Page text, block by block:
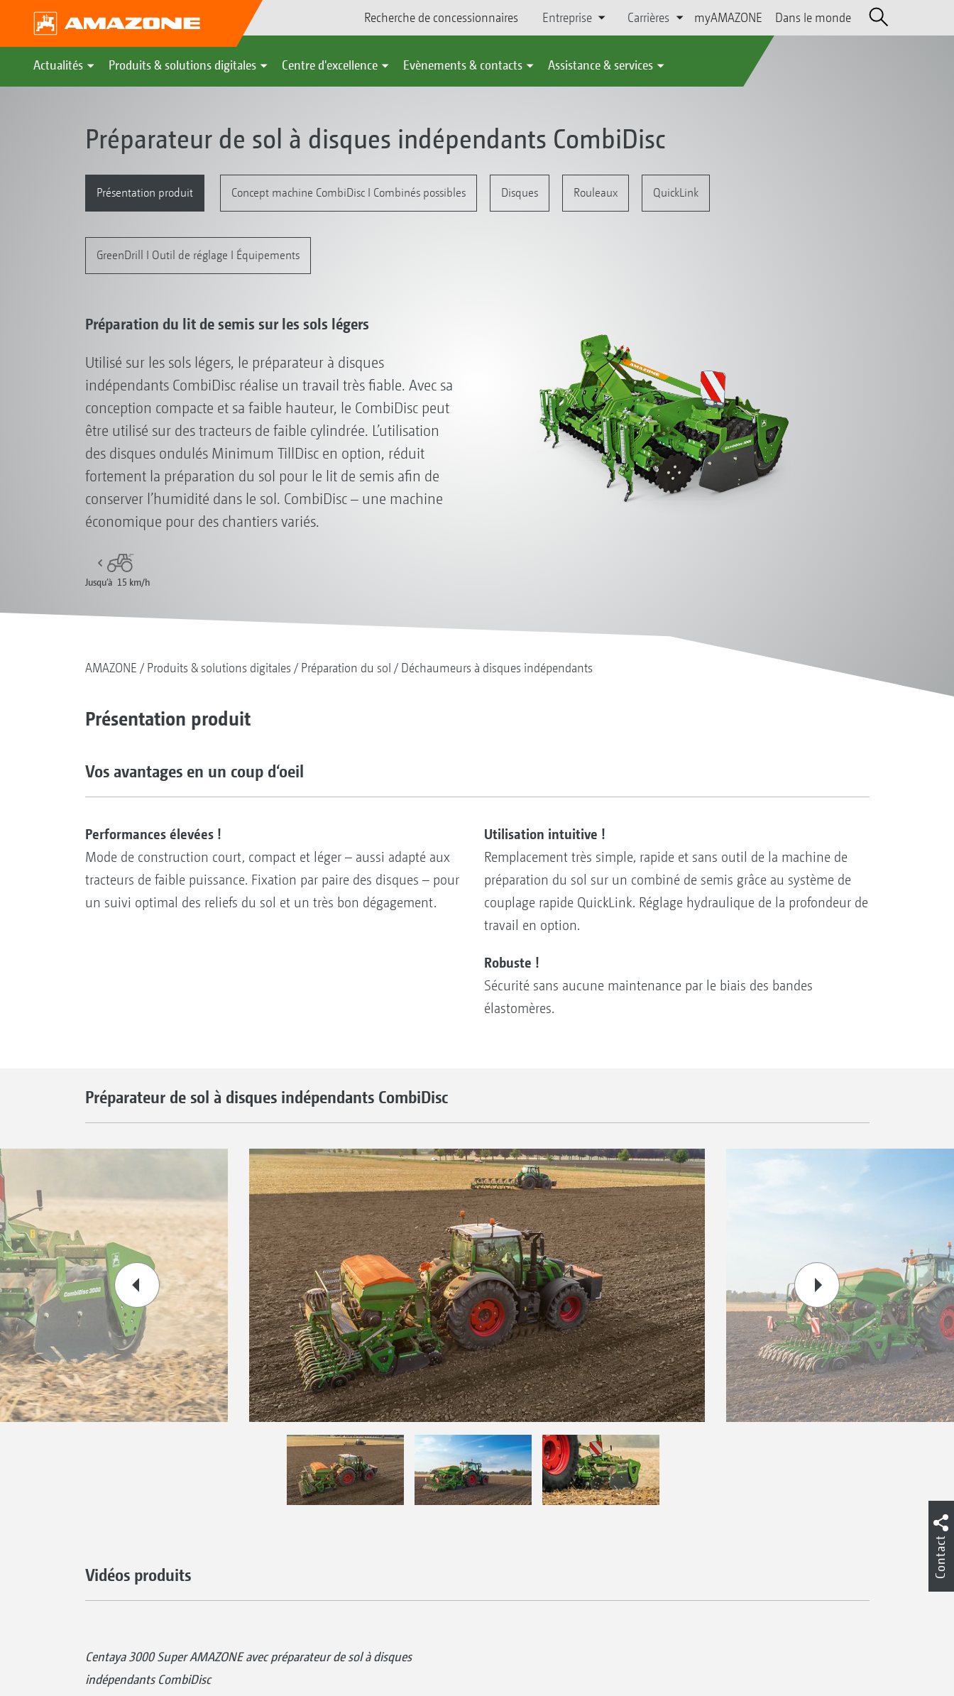
Recherche de concessionnaires Entreprise Carrières myAMAZONE Dans le monde
Actualités Produits & solutions digitales Centre d'excellence Evènements & contacts Assistance & services
Préparateur de sol à disques indépendants CombiDisc
Présentation produit Concept machine CombiDisc I Combinés possibles Disques Rouleaux QuickLink
GreenDrill I Outil de réglage I Équipements
Préparation du lit de semis sur les sols légers
Utilisé sur les sols légers, le préparateur à disques
indépendants CombiDisc réalise un travail très fiable. Avec sa
conception compacte et sa faible hauteur, le CombiDisc peut
être utilisé sur des tracteurs de faible cylindrée. L’utilisation
des disques ondulés Minimum TillDisc en option, réduit
fortement la préparation du sol pour le lit de semis afin de
conserver l’humidité dans le sol. CombiDisc – une machine
économique pour des chantiers variés.
Jusqu’à 15 km/h
AMAZONE Produits & solutions digitales Préparation du sol Déchaumeurs à disques indépendants
Présentation produit
Vos avantages en un coup d‘oeil
Performances élevées !
Mode de construction court, compact et léger – aussi adapté aux
tracteurs de faible puissance. Fixation par paire des disques – pour
un suivi optimal des reliefs du sol et un très bon dégagement.
Utilisation intuitive !
Remplacement très simple, rapide et sans outil de la machine de
préparation du sol sur un combiné de semis grâce au système de
couplage rapide QuickLink. Réglage hydraulique de la profondeur de
travail en option.
Robuste !
Sécurité sans aucune maintenance par le biais des bandes
élastomères.
Préparateur de sol à disques indépendants CombiDisc
Vidéos produits
Centaya 3000 Super AMAZONE avec préparateur de sol à disques
indépendants CombiDisc
Contact